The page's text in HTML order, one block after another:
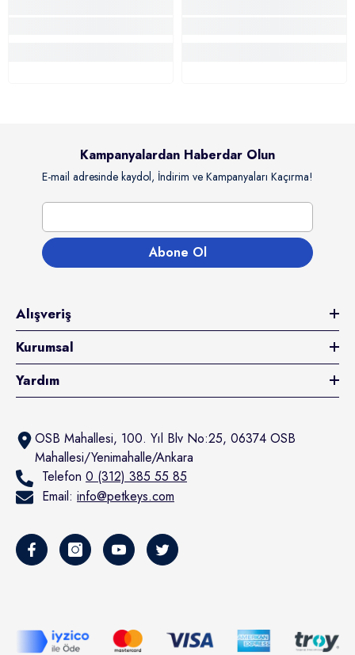
Kampanyalardan Haberdar Olun
E-mail adresinde kaydol, İndirim ve Kampanyaları Kaçırma!
Abone Ol
Alışveriş
Kurumsal
Yardım
OSB Mahallesi, 100. Yıl Blv No:25, 06374 OSB
Mahallesi/Yenimahalle/Ankara
Telefon 0 (312) 385 55 85
Email: info@petkeys.com